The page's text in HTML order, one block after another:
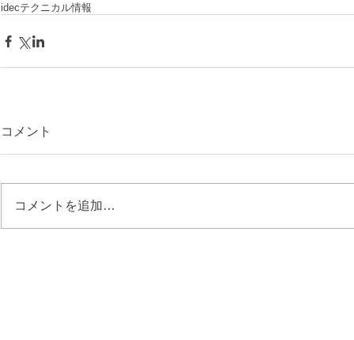
idecテクニカル情報
コメント
コメントを追加…